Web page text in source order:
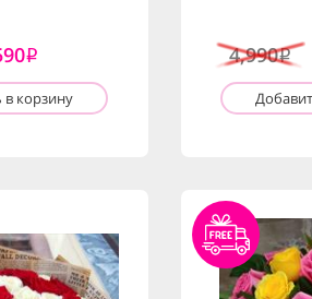
i
корзину
4,990i